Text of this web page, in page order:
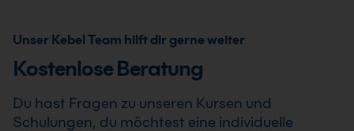
als Online-Firmenschulung durchgeführt werden.
Inhalte, Prozesse und Schwerpunkte passen wir
Unternehmens an.
Unser Kebel Team hilft dir gerne weiter
Kostenlose Beratung
Du hast Fragen zu unseren Kursen und
Schulungen, du möchtest eine individuelle